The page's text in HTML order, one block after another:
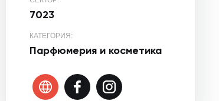
7023
КАТЕГОРИЯ:
Парфюмерия и косметика